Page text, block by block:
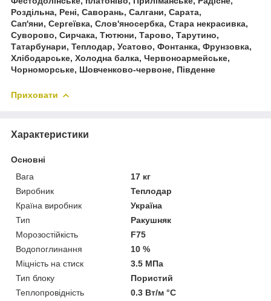
Роздільна, Рені, Саворань, Салгани, Сарата,
Сап'яни, Сергеївка, Слов'яносербка, Стара некрасивка,
Суворово, Сирчака, Тютюни, Тарово, Тарутино,
Татарбунари, Теплодар, Усатово, Фонтанка, Фрунзовка,
Хлібодарське, Холодна балка, Червоноармейське,
Чорноморське, Шовченково-червоне, Південне
Приховати
Характеристики
Основні
Вага
17 кг
Виробник
Теплодар
Країна виробник
Україна
Тип
Ракушняк
Морозостійкість
F75
Водопоглинання
10 %
Міцність на стиск
3.5 МПа
Тип блоку
Пористий
Теплопровідність
0.3 Вт/м °С